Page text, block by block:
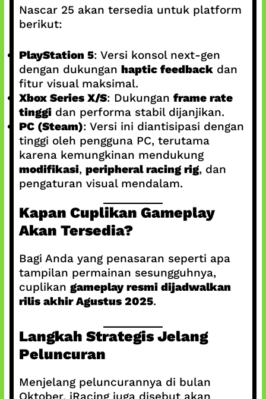
Nascar 25 akan tersedia untuk platform
berikut:
PlayStation 5: Versi konsol next-gen
dengan dukungan haptic feedbackdan
fitur visual maksimal.
Xbox Series X/S: Dukungan frame rate
tinggidan performa stabil dijanjikan.
PC (Steam): Versi ini diantisipasi dengan
tinggi oleh pengguna PC, terutama
karena kemungkinan mendukung
modifikasi, peripheral racing rig, dan
pengaturan visual mendalam.
Kapan Cuplikan Gameplay
Akan Tersedia?
Bagi Anda yang penasaran seperti apa
tampilan permainan sesungguhnya,
cuplikan gameplay resmi dijadwalkan
rilis akhir Agustus 2025.
Langkah Strategis Jelang
Peluncuran
Menjelang peluncurannya di bulan
Oktober, iRacing juga disebut akan